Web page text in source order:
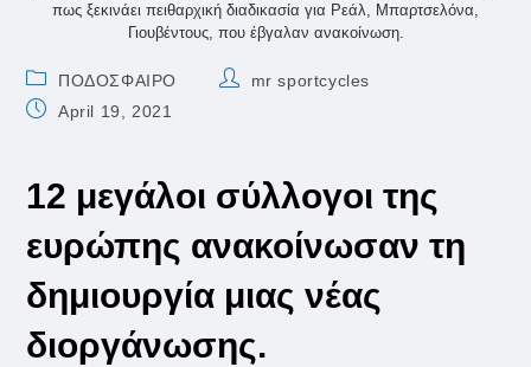
πως ξεκινάει πειθαρχική διαδικασία για Ρεάλ, Μπαρτσελόνα,
Γιουβέντους, που έβγαλαν ανακοίνωση.
Post
category:
ΠΟΔΟΣΦΑΙΡΟ
Postmr sportcycles
PostApril 19, 2021
12 μεγάλοι σύλλογοι της
ευρώπης ανακοίνωσαν τη
δημιουργία μιας νέας
διοργάνωσης.